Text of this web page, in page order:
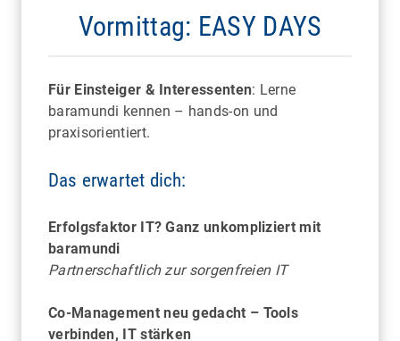
Vormittag: EASY DAYS
Für Einsteiger & Interessenten: Lerne
baramundi kennen – hands-on und
praxisorientiert.
Das erwartet dich:
Erfolgsfaktor IT? Ganz unkompliziert mit
baramundi
Partnerschaftlich zur sorgenfreien IT
Co-Management neu gedacht – Tools
verbinden, IT stärken
Highlights der Zoowelt: Mit Bootsfahrt,
Unterwasserwelt und Blick hinter die Kulissen